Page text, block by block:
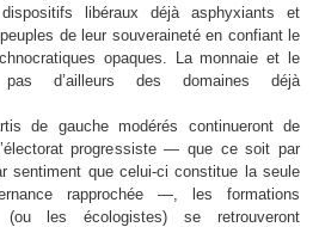
libéraux déjà asphyxiants et
de leur souveraineté en confiant le
opaques. La monnaie et le
d’ailleurs des domaines déjà
de gauche modérés continueront de
progressiste — que ce soit par
sentiment que celui-ci constitue la seule
rapprochée —, les formations
les écologistes) se retrouveront